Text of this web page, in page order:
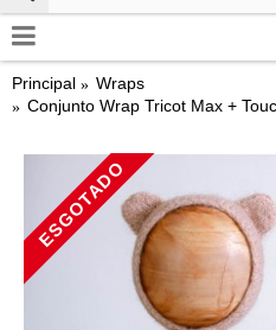
Principal
Wraps
Conjunto Wrap Tricot Max +
ESGOTADO